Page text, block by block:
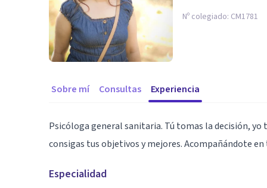
Nº colegiado: CM1781
Sobre mí Consultas Experiencia
Psicóloga general sanitaria. Tú tomas la decisión, yo
consigas tus objetivos y mejores. Acompañándote
Especialidad